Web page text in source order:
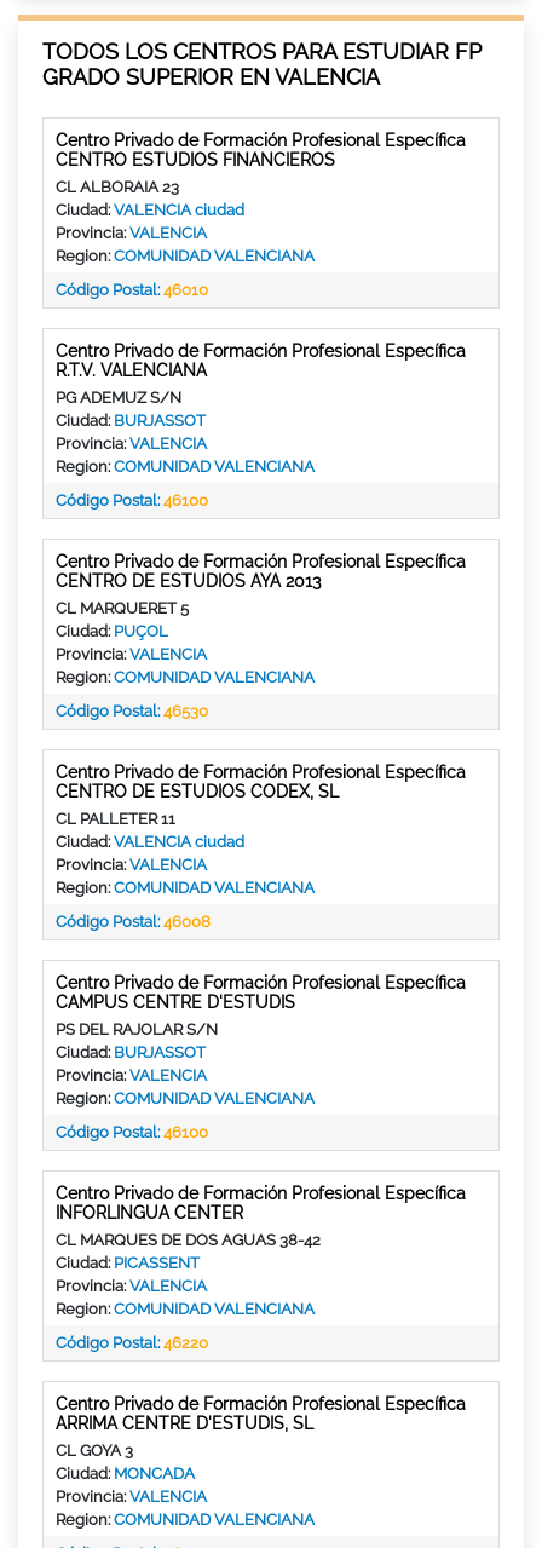
TODOS LOS CENTROS PARA ESTUDIAR FP
GRADO SUPERIOR EN VALENCIA
Centro Privado de Formación Profesional Específica
CENTRO ESTUDIOS FINANCIEROS
CL ALBORAIA 23
Ciudad:VALENCIA ciudad
Provincia:VALENCIA
Region:COMUNIDAD VALENCIANA
Código Postal:46010
Centro Privado de Formación Profesional Específica
R.T.V. VALENCIANA
PG ADEMUZ S/N
Ciudad: BURJASSOT
Provincia:VALENCIA
Region:COMUNIDAD VALENCIANA
Código Postal:46100
Centro Privado de Formación Profesional Específica
CENTRO DE ESTUDIOS AYA 2013
CL MARQUERET 5
Ciudad: PUÇOL
Provincia:VALENCIA
Region:COMUNIDAD VALENCIANA
Código Postal:46530
Centro Privado de Formación Profesional Específica
CENTRO DE ESTUDIOS CODEX, SL
CL PALLETER 11
Ciudad:VALENCIA ciudad
Provincia:VALENCIA
Region:COMUNIDAD VALENCIANA
Código Postal:46008
Centro Privado de Formación Profesional Específica
CAMPUS CENTRE D'ESTUDIS
PS DEL RAJOLAR S/N
Ciudad: BURJASSOT
Provincia:VALENCIA
Region:COMUNIDAD VALENCIANA
Código Postal:46100
Centro Privado de Formación Profesional Específica
INFORLINGUA CENTER
CL MARQUES DE DOS AGUAS 38-42
Ciudad: PICASSENT
Provincia:VALENCIA
Region:COMUNIDAD VALENCIANA
Código Postal:46220
Centro Privado de Formación Profesional Específica
ARRIMA CENTRE D'ESTUDIS, SL
CL GOYA 3
Ciudad: MONCADA
Provincia:VALENCIA
Region:COMUNIDAD VALENCIANA